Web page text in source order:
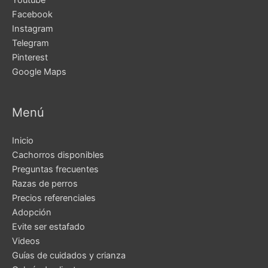
Facebook
Instagram
Telegram
Pinterest
Google Maps
Menú
Inicio
Cachorros disponibles
Preguntas frecuentes
Razas de perros
Precios referenciales
Adopción
Evite ser estafado
Videos
Guías de cuidados y crianza